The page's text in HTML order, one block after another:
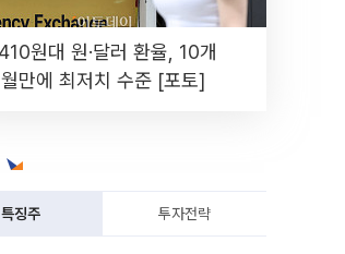
원대 원·달러 환율, 10개
월만에 최저치 수준 [포토]
특징주 투자전략